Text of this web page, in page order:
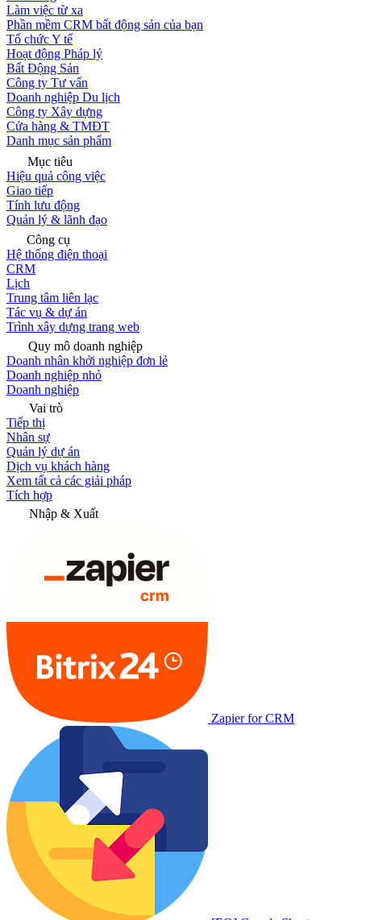
Làm việc từ xa
Phần mềm CRM bất động sản của bạn
Tổ chức Y tế
Hoạt động Pháp lý
Bất Động Sản
Công ty Tư vấn
Doanh nghiệp Du lịch
Công ty Xây dựng
Cửa hàng & TMĐT
Danh mục sản phẩm
Mục tiêu
Hiệu quả công việc
Giao tiếp
Tính lưu động
Quản lý & lãnh đạo
Công cụ
Hệ thống điện thoại
CRM
Lịch
Trung tâm liên lạc
Tác vụ & dự án
Trình xây dựng trang web
Quy mô doanh nghiệp
Doanh nhân khởi nghiệp đơn lẻ
Doanh nghiệp nhỏ
Doanh nghiệp
Vai trò
Tiếp thị
Nhân sự
Quản lý dự án
Dịch vụ khách hàng
Xem tất cả các giải pháp
Tích hợp
Nhập & Xuất
Zapier for CRM